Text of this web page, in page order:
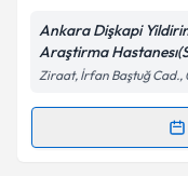
Kişisel
Metni'ni
kapsamda
Ankara Dişkapi
Araştirma
Ziraat, İrfan Baştuğ Cad.,
Randevu